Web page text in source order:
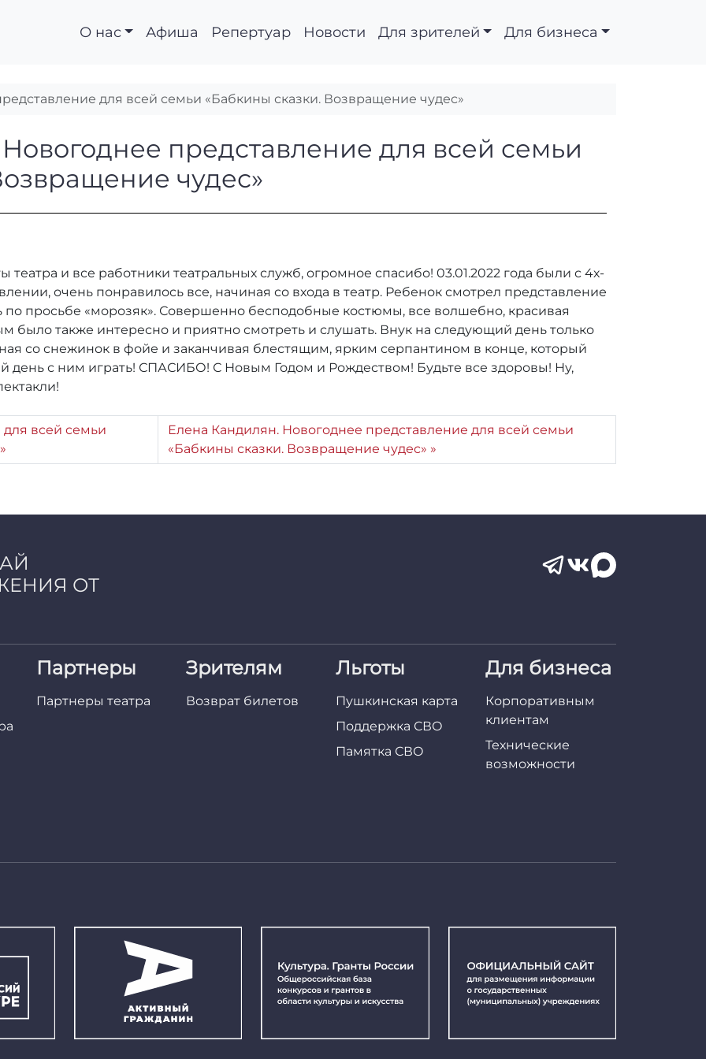
О нас Афиша Репертуар Новости Для зрителей Для бизнеса
для всей семьи «Бабкины сказки. Возвращение чудес»
Новогоднее представление для всей
представление для всей семьи
чудес»
театра и все работники театральных служб, огромное спасибо! 03.01.2022 года были с 4х-
очень понравилось все, начиная со входа в театр. Ребенок смотрел представление
просьбе «морозяк». Совершенно бесподобные костюмы, все волшебно, красивая
было также интересно и приятно смотреть и слушать. Внук на следующий день только
со снежинок в фойе и заканчивая блестящим, ярким серпантином в конце, который
день с ним играть! СПАСИБО! С Новым Годом и Рождеством! Будьте все здоровы! Ну,
всей семьи
Елена Кандилян. Новогоднее представление для всей семьи
«Бабкины сказки. Возвращение чудес»
ОТ
Партнеры
Партнеры театра
Зрителям
Возврат билетов
Льготы
Пушкинская карта
Поддержка СВО
Памятка СВО
Для бизнеса
Корпоративным
клиентам
Технические
возможности